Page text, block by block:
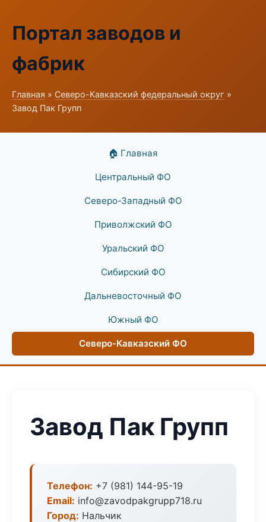
Портал заводов и
фабрик
Главная » Северо-Кавказский федеральный округ »
Завод Пак Групп
🏠 Главная
Центральный ФО
Северо-Западный ФО
Приволжский ФО
Уральский ФО
Сибирский ФО
Дальневосточный ФО
Южный ФО
Северо-Кавказский ФО
Завод Пак Групп
Телефон: +7 (981) 144-95-19
Email: info@zavodpakgrupp718.ru
Город: Нальчик